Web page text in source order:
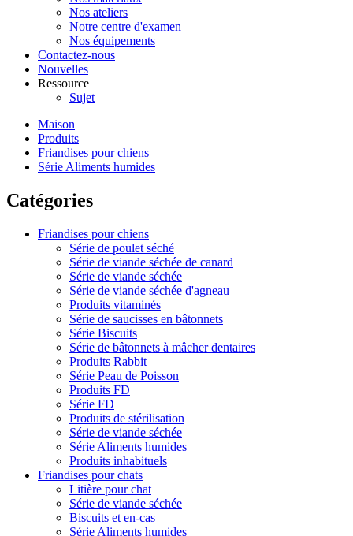
Nos ateliers
Notre centre d'examen
Nos équipements
Contactez-nous
Nouvelles
Ressource
Sujet
Maison
Produits
Friandises pour chiens
Série Aliments humides
Catégories
Friandises pour chiens
Série de poulet séché
Série de viande séchée de canard
Série de viande séchée
Série de viande séchée d'agneau
Produits vitaminés
Série de saucisses en bâtonnets
Série Biscuits
Série de bâtonnets à mâcher dentaires
Produits Rabbit
Série Peau de Poisson
Produits FD
Série FD
Produits de stérilisation
Série de viande séchée
Série Aliments humides
Produits inhabituels
Friandises pour chats
Litière pour chat
Série de viande séchée
Biscuits et en-cas
Série Aliments humides